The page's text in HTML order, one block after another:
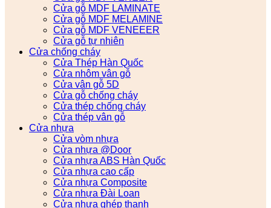
Cửa gỗ MDF LAMINATE
Cửa gỗ MDF MELAMINE
Cửa gỗ MDF VENEEER
Cửa gỗ tự nhiên
Cửa chống cháy
Cửa Thép Hàn Quốc
Cửa nhôm vân gỗ
Cửa vân gỗ 5D
Cửa gỗ chống cháy
Cửa thép chống cháy
Cửa thép vân gỗ
Cửa nhựa
Cửa vòm nhựa
Cửa nhựa @Door
Cửa nhựa ABS Hàn Quốc
Cửa nhựa cao cấp
Cửa nhựa Composite
Cửa nhựa Đài Loan
Cửa nhựa ghép thanh